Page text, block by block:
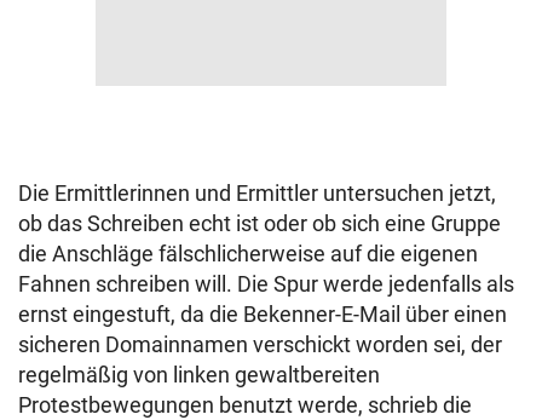
Die Ermittlerinnen und Ermittler untersuchen jetzt,
ob das Schreiben echt ist oder ob sich eine Gruppe
die Anschläge fälschlicherweise auf die eigenen
Fahnen schreiben will. Die Spur werde jedenfalls als
ernst eingestuft, da die Bekenner-E-Mail über einen
sicheren Domainnamen verschickt worden sei, der
regelmäßig von linken gewaltbereiten
Protestbewegungen benutzt werde, schrieb die